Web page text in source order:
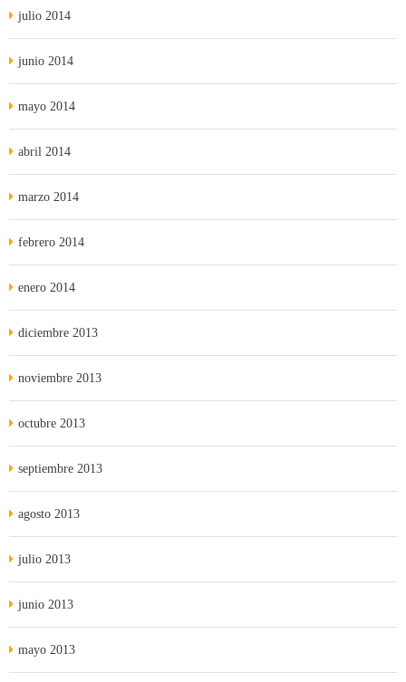
julio 2014
junio 2014
mayo 2014
abril 2014
marzo 2014
febrero 2014
enero 2014
diciembre 2013
noviembre 2013
octubre 2013
septiembre 2013
agosto 2013
julio 2013
junio 2013
mayo 2013